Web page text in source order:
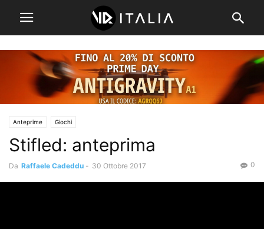
Anteprime Giochi
Stifled: anteprima
Da Raffaele Cadeddu - 30 Ottobre 2017 0